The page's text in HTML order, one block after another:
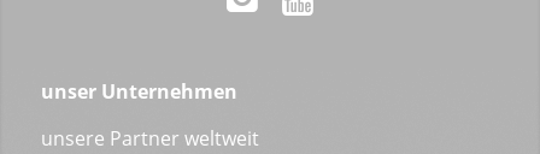
unser Unternehmen
unsere Partner weltweit